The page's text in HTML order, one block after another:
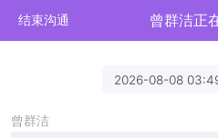
结束沟通 曾群洁正
2026-08-08
曾群洁